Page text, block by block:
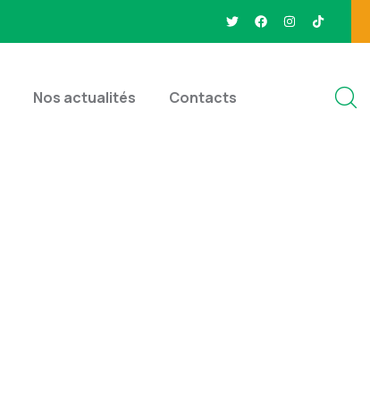
Nos actualités Contacts